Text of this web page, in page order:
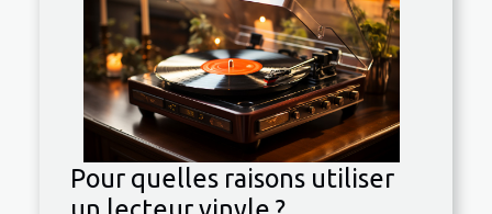
Pour quelles raisons utiliser